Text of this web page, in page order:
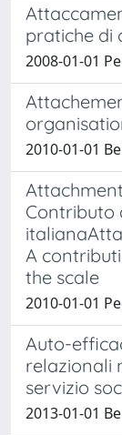
pratiche di
2008-01-01
2010-01-01
Contributo
A
the scale
2010-01-01
Auto-
relazionali
servizio
2013-01-01